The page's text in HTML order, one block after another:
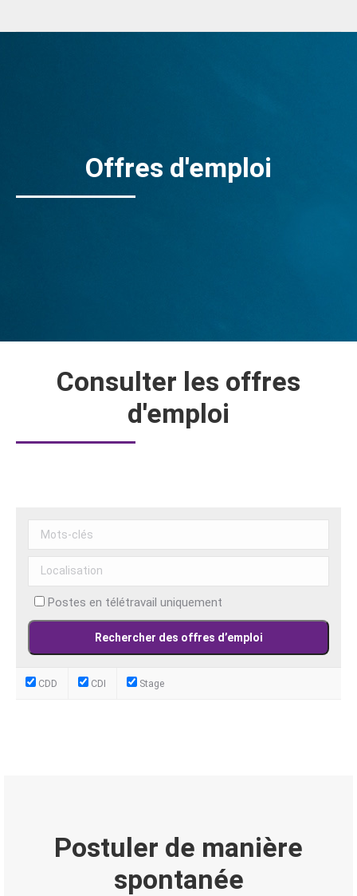
Offres d'emploi
Consulter les offres
d'emploi
Postes en télétravail uniquement
CDD CDI Stage
Postuler de manière
spontanée